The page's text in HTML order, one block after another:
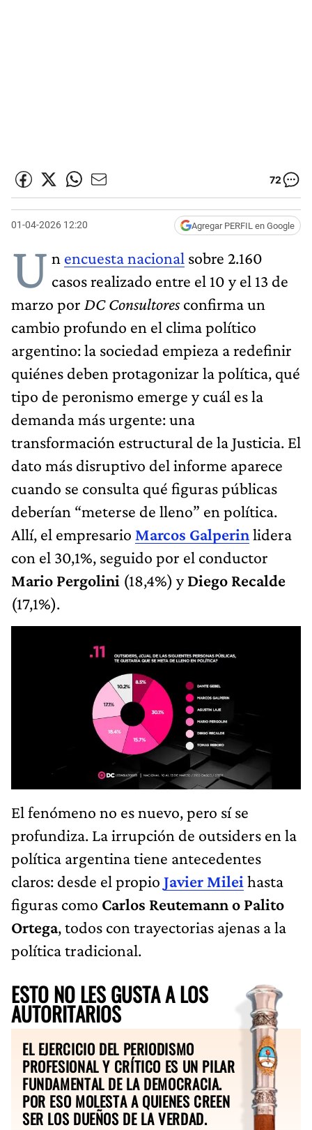
72
01-04-2026 12:20 Agregar PERFIL en Google
U n encuesta nacional sobre 2.160
casos realizado entre el 10 y el 13 de
marzo por DC Consultoresconfirma un
cambio profundo en el clima político
argentino: la sociedad empieza a redefinir
quiénes deben protagonizar la política, qué
tipo de peronismo emerge y cuál es la
demanda más urgente: una
transformación estructural de la Justicia. El
dato más disruptivo del informe aparece
cuando se consulta qué figuras públicas
deberían “meterse de lleno” en política.
Allí, el empresario Marcos Galperinlidera
con el 30,1%, seguido por el conductor
Mario Pergolini (18,4%) yDiego Recalde
(17,1%).
El fenómeno no es nuevo, pero sí se
profundiza. La irrupción de outsiders en la
política argentina tiene antecedentes
claros: desde el propio Javier Milei hasta
figuras como Carlos Reutemann o Palito
Ortega, todos con trayectorias ajenas a la
política tradicional.
ESTO NO LES GUSTA A LOS
AUTORITARIOS
EL EJERCICIO DEL PERIODISMO
PROFESIONAL Y CRÍTICO ES UN PILAR
FUNDAMENTAL DE LA DEMOCRACIA.
POR ESO MOLESTA A QUIENES CREEN
SER LOS DUEÑOS DE LA VERDAD.